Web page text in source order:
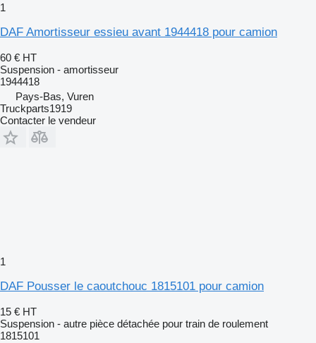
1
DAF Amortisseur essieu avant 1944418 pour camion
60 € HT
Suspension - amortisseur
1944418
Pays-Bas, Vuren
Truckparts1919
Contacter le vendeur
1
DAF Pousser le caoutchouc 1815101 pour camion
15 € HT
Suspension - autre pièce détachée pour train de roulement
1815101